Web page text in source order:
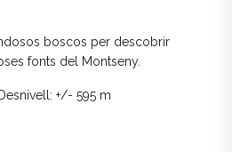
boscos per descobrir
fonts del Montseny.
+/- 595 m